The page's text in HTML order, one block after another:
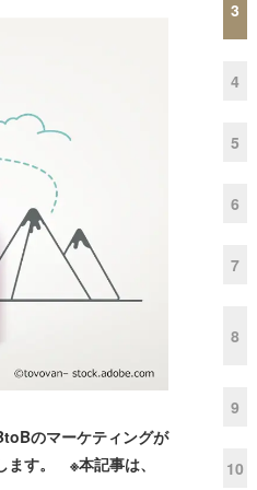
のマーケティングが
ます。 ※本記事は、
3
4
5
6
7
8
9
10